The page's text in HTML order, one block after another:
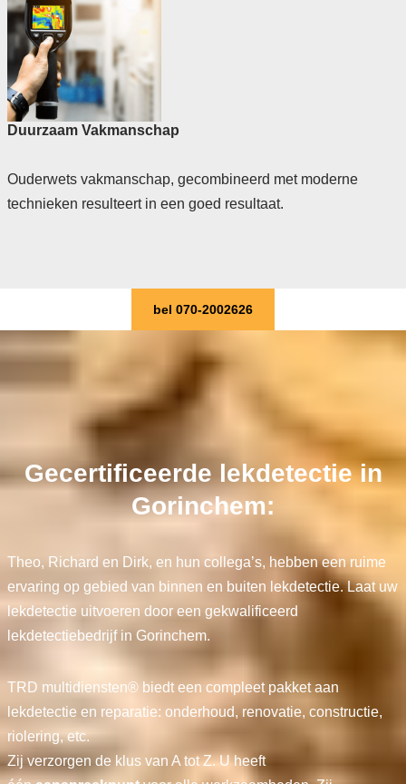
Duurzaam Vakmanschap
Ouderwets vakmanschap, gecombineerd met moderne
technieken resulteert in een goed resultaat.
bel 070-2002626
Gecertificeerde lekdetectie in
Gorinchem:
Theo, Richard en Dirk, en hun collega’s, hebben een ruime
ervaring op gebied van binnen en buiten lekdetectie. Laat uw
lekdetectie uitvoeren door een gekwalificeerd
lekdetectiebedrijf in Gorinchem.
TRD multidiensten® biedt een compleet pakket aan
lekdetectie en reparatie: onderhoud, renovatie, constructie,
riolering, etc.
Zij verzorgen de klus van A tot Z. U heeft